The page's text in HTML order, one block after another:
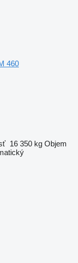
460
16 350 kg Objem